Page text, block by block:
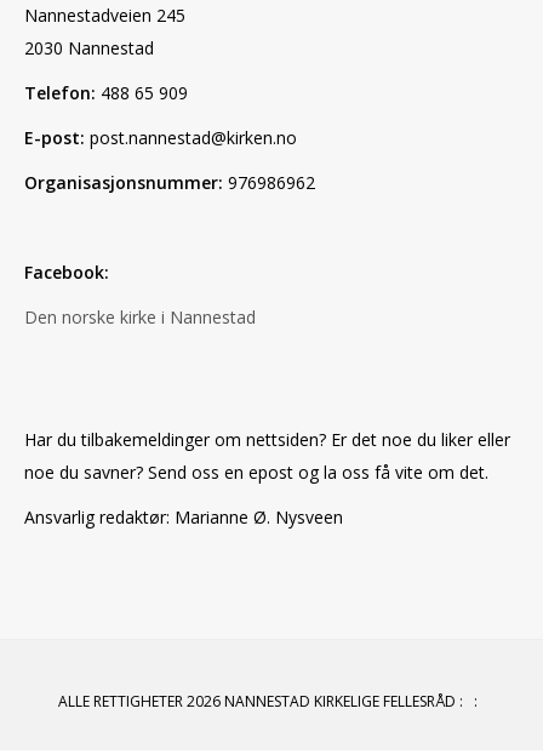
Nannestadveien 245
2030 Nannestad
Telefon: 488 65 909
E-post: post.nannestad@kirken.no
Organisasjonsnummer: 976986962
Facebook:
Den norske kirke i Nannestad
Har du tilbakemeldinger om nettsiden? Er det noe du liker eller
noe du savner? Send oss en epost og la oss få vite om det.
Ansvarlig redaktør: Marianne Ø. Nysveen
ALLE RETTIGHETER 2026 NANNESTAD KIRKELIGE FELLESRÅD : :